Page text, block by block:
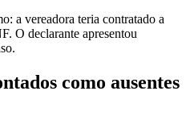
a vereadora teria contratado a
O declarante apresentou
como ausentes